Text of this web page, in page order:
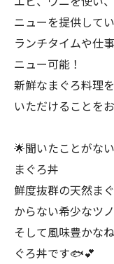
ニューを提供してい
ランチタイムや仕
ニュー可能！
新鮮なまぐろ料理
いただけることを
🌟聞いたことがな
まぐろ丼
鮮度抜群の天然ま
からない希少なツノ
そして風味豊かな
ぐろ丼です🐟💕